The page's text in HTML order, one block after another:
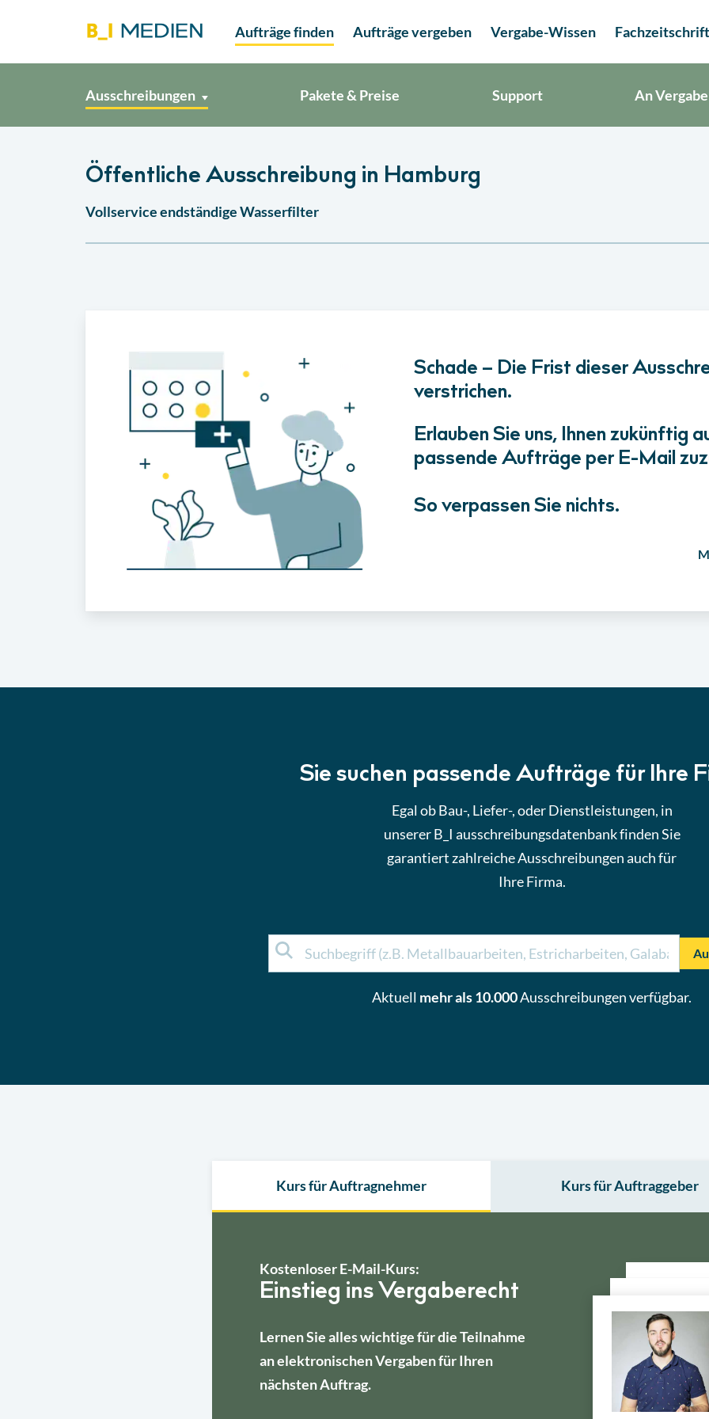
Aufträge finden Aufträge vergeben Vergabe-Wissen
Ausschreibungen Pakete & Preise Support An
Öffentliche Ausschreibung in Hamburg
Vollservice endständige Wasserfilter
Schade – Die Frist dieser
verstrichen.
Erlauben Sie uns, Ihnen zukünftig
passende Aufträge per E-Mail
So verpassen Sie nichts.
Sie suchen passende Aufträge für Ihre
Egal ob Bau-, Liefer-, oder Dienstleistungen, in
unserer B_I ausschreibungsdatenbank finden Sie
garantiert zahlreiche Ausschreibungen auch für
Ihre Firma.
Aktuell mehr als 10.000Ausschreibungen verfügbar.
Kurs für Auftragnehmer Kurs für Auftraggeber
Kostenloser E-Mail-Kurs:
Einstieg ins Vergaberecht
Lernen Sie alles wichtige für die Teilnahme
an elektronischen Vergaben für Ihren
nächsten Auftrag.